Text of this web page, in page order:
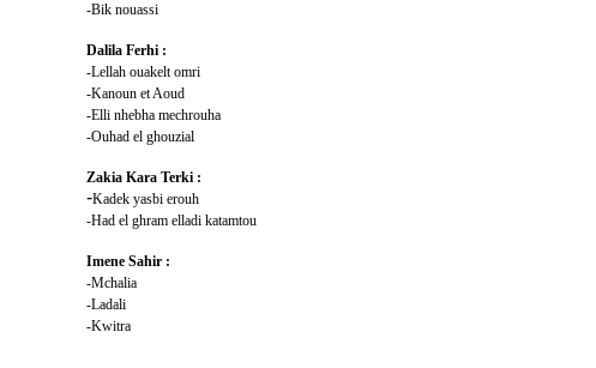
-Bik nouassi
Dalila Ferhi :
-Lellah ouakelt omri
-Kanoun et Aoud
-Elli nhebha mechrouha
-Ouhad el ghouzial
Zakia Kara Terki :
-Kadek yasbi erouh
-Had el ghram elladi katamtou
Imene Sahir :
-Mchalia
-Ladali
-Kwitra